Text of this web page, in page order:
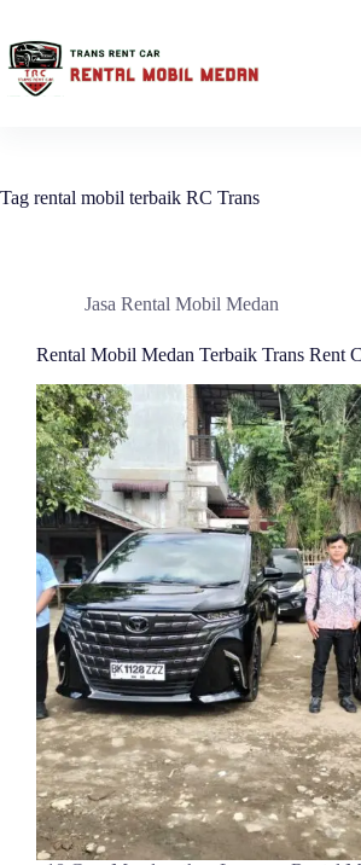
Tag rental mobil terbaik RC Trans
Jasa Rental Mobil Medan
Rental Mobil Medan Terbaik Trans Rent